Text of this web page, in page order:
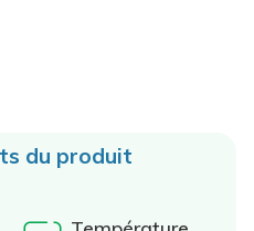
du produit